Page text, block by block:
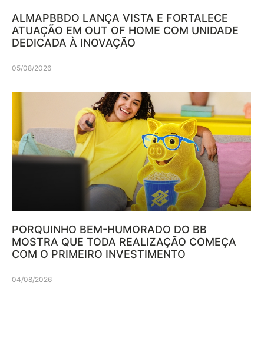
ALMAPBBDO LANÇA VISTA E FORTALECE
ATUAÇÃO EM OUT OF HOME COM UNIDADE
DEDICADA À INOVAÇÃO
05/08/2026
PORQUINHO BEM-HUMORADO DO BB
MOSTRA QUE TODA REALIZAÇÃO COMEÇA
COM O PRIMEIRO INVESTIMENTO
04/08/2026